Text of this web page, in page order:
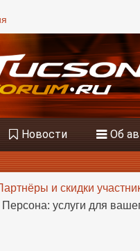
Новости Об
и скидки
услуги для